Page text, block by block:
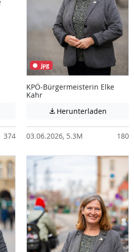
Diese Datei enthält unter
374
jpg
KPÖ-Bürgermeisterin Elke
Kahr
 Herunterladen
03.06.2026, 5.3M 180